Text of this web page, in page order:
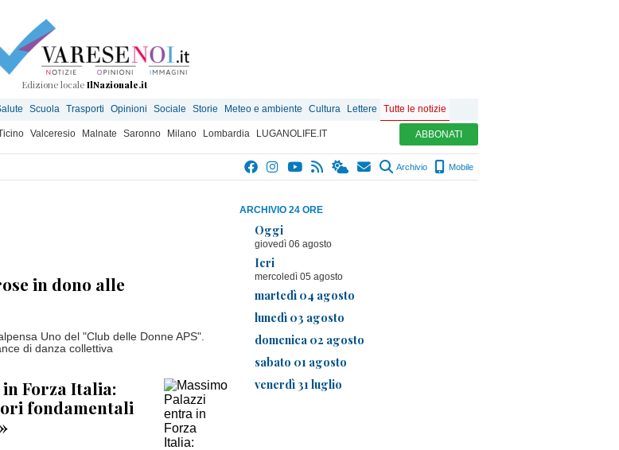
Edizione locale IlNazionale.it
Scuola Trasporti Opinioni Sociale Storie Meteo e ambiente Cultura Lettere Tutte le notizie
Valceresio Malnate Saronno Milano Lombardia LUGANOLIFE.IT ABBONATI
Archivio Mobile
ARCHIVIO 24 ORE
Oggi
giovedì 06 agosto
Ieri
mercoledì 05 agosto
martedì 04 agosto
lunedì 03 agosto
domenica 02 agosto
sabato 01 agosto
venerdì 31 luglio
in dono alle
Uno del "Club delle Donne APS".
di danza collettiva
Forza Italia:
fondamentali